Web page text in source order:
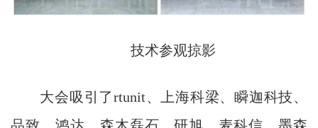
技术参观掠影
大会吸引了rtunit、上海科梁、瞬迦科技、